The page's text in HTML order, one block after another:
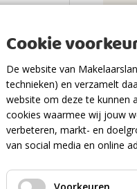
Cookie
De website van
technieken) en verzamelt
website om deze te kunnen
cookies waarmee wij jouw
verbeteren, markt- en
van social media en online